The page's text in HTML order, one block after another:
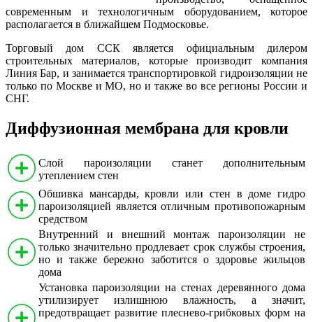
современным и технологичным оборудованием, которое
располагается в ближайшем Подмосковье.
Торговый дом ССК является официальным дилером
строительных материалов, которые производит компания
Линия Бар, и занимается транспортировкой гидроизоляции не
только по Москве и МО, но и также во все регионы России и
СНГ.
Диффузионная мембрана для кровли
Слой пароизоляции станет дополнительным
утеплением стен
Обшивка мансарды, кровли или стен в доме гидро
пароизоляцией является отличным противопожарным
средством
Внутренний и внешний монтаж пароизоляции не
только значительно продлевает срок службы строения,
но и также бережно заботится о здоровье жильцов
дома
Установка пароизоляции на стенах деревянного дома
утилизирует излишнюю влажность, а значит,
предотвращает развитие плеснево-грибковых форм на